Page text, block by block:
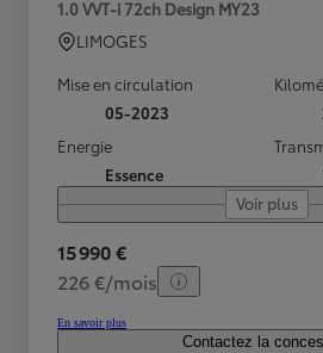
1.0 VVT-i 72ch Design MY23
LIMOGES
Mise en circulation
05-2023
Energie
Essence
Voir plus
15 990 €
226 €/mois
En savoir plus
Contactez la